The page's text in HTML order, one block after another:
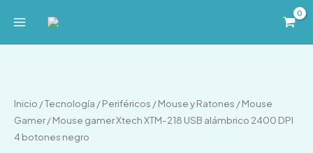
Inicio /Tecnología /Periféricos /Mouse y Ratones /Mouse
Gamer/ Mouse gamer Xtech XTM-218 USB alámbrico 2400 DPI
4 botones negro
Xtech
XTM-
218